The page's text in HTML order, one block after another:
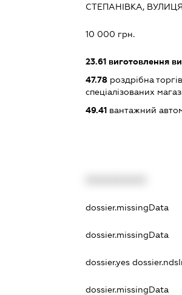
СТЕПАНІВКА,
10 000 грн.
23.61виготовлення
47.78роздрібна
спеціалізованих
49.41вантажний
dossier.missingData
dossier.missingData
dossier.yes
dossier.missingData